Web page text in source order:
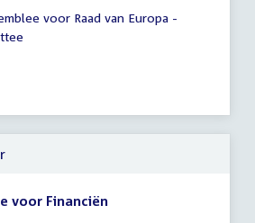
voor Raad van Europa -
voor Financiën